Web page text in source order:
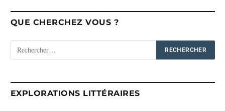
QUE CHERCHEZ VOUS ?
EXPLORATIONS LITTÉRAIRES